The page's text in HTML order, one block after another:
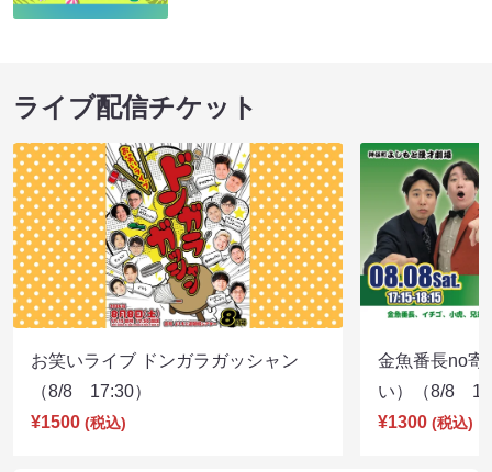
ライブ配信チケット
お笑いライブ ドンガラガッシャン
（8/8 17:30）
¥1500 (税込)
金魚番長no寄
い）（8/8
¥1300 (税込)